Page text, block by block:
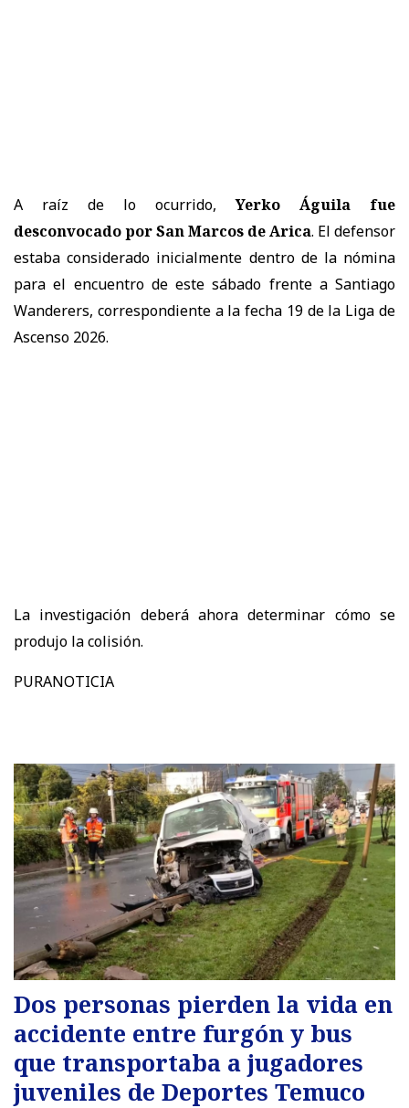
A raíz de lo ocurrido,Yerko Águila fue
desconvocado por San Marcos de Arica. El defensor
estaba considerado inicialmente dentro de la nómina
para el encuentro de este sábado frente a Santiago
Wanderers, correspondiente a la fecha 19 de la Liga de
Ascenso 2026.
La investigación deberá ahora determinar cómo se
produjo la colisión.
PURANOTICIA
Dos personas pierden la vida en
accidente entre furgón y bus
que transportaba a jugadores
juveniles de Deportes Temuco